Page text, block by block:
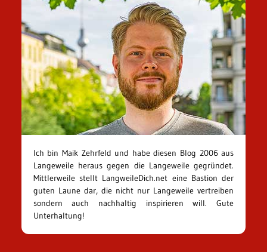
Ich bin Maik Zehrfeld und habe diesen Blog 2006 aus
Langeweile heraus gegen die Langeweile gegründet.
Mittlerweile stellt LangweileDich.net eine Bastion der
guten Laune dar, die nicht nur Langeweile vertreiben
sondern auch nachhaltig inspirieren will. Gute
Unterhaltung!